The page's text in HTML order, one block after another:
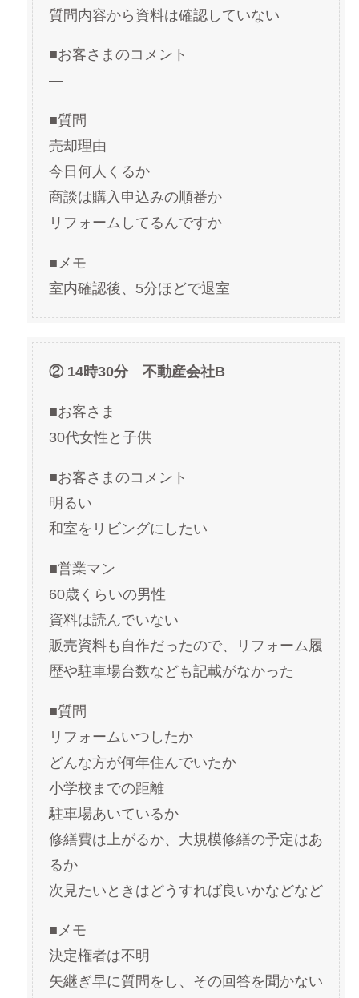
質問内容から資料は確認していない
■お客さまのコメント
—
■質問
売却理由
今日何人くるか
商談は購入申込みの順番か
リフォームしてるんですか
■メモ
室内確認後、5分ほどで退室
② 14時30分 不動産会社B
■お客さま
30代女性と子供
■お客さまのコメント
明るい
和室をリビングにしたい
■営業マン
60歳くらいの男性
資料は読んでいない
販売資料も自作だったので、リフォーム履
歴や駐車場台数なども記載がなかった
■質問
リフォームいつしたか
どんな方が何年住んでいたか
小学校までの距離
駐車場あいているか
修繕費は上がるか、大規模修繕の予定はあ
るか
次見たいときはどうすれば良いかなどなど
■メモ
決定権者は不明
矢継ぎ早に質問をし、その回答を聞かない